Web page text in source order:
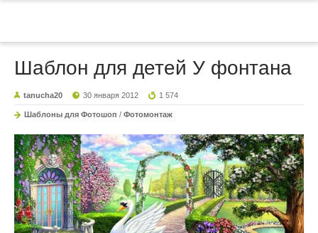
Шаблон для детей У фонтана
tanucha20 30 января 2012 1 574
Шаблоны для Фотошоп / Фотомонтаж